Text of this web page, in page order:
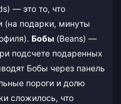
— это то, что
(на подарки, минуты
Бобы (Beans) —
подсчете подаренных
Бобы через панель
пороги и долю
сложилось, что